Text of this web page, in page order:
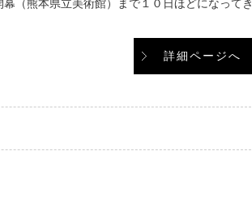
熊本県立美術館）まで１０日ほどになってき
詳細ページへ